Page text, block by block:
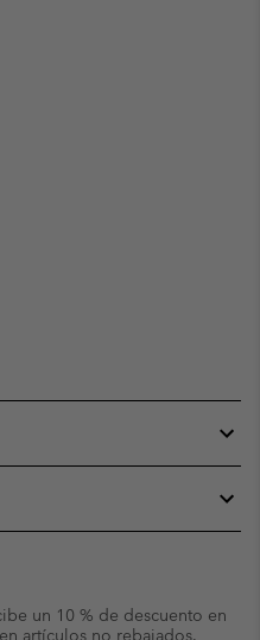
un 10 % de descuento en
artículos no rebajados.